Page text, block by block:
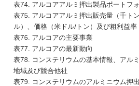
表74. アルコアアルミ押出製品ポートフ
表75. アルコアアルミ押出販売量（千ト
ル）、価格（米ドル/トン）及び粗利益率
表76. アルコアの主要事業
表77. アルコアの最新動向
表78. コンステリウムの基本情報、アル
地域及び競合他社
表79. コンステリウムのアルミニウム押